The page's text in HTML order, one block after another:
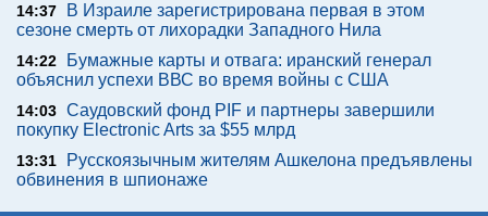
14:37
В Израиле зарегистрирована первая в этом
сезоне смерть от лихорадки Западного Нила
14:22
Бумажные карты и отвага: иранский генерал
объяснил успехи ВВС во время войны с США
14:03 Саудовский фонд PIF и партнеры завершили
покупку Electronic Arts за $55 млрд
13:31
Русскоязычным жителям Ашкелона предъявлены
обвинения в шпионаже